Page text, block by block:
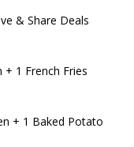
& Share Deals
+ 1 French Fries
+ 1 Baked Potato